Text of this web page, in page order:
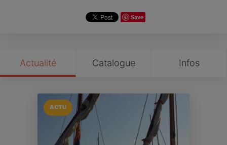
Save
Actualité Catalogue Infos
ACTU